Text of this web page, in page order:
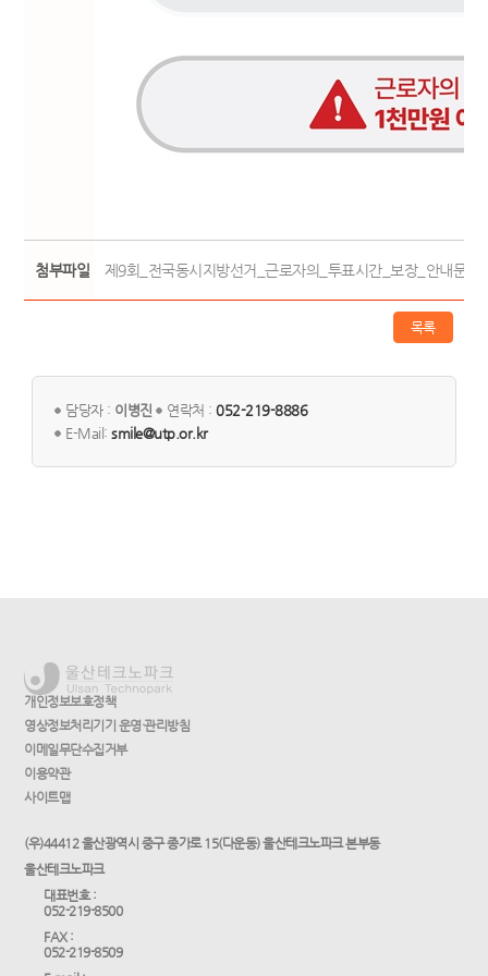
첨부파일 제9회_전국동시지방선거_근로자의_투표시간_보장_안내문_
목록
담당자 : 이병진 연락처 :052-219-8886
E-Mail:smile@utp.or.kr
개인정보보호정책
영상정보처리기기 운영·관리방침
이메일무단수집거부
이용약관
사이트맵
(우)44412 울산광역시 중구 종가로 15(다운동) 울산테크노파크 본부동
울산테크노파크
대표번호 :
052-219-8500
FAX :
052-219-8509